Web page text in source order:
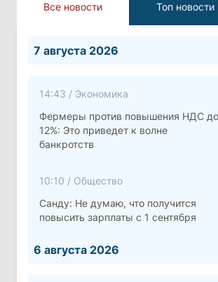
Все новости Топ новости
7 августа 2026
14:43 / Экономика
Фермеры против повышения НДС до
12%: Это приведет к волне
банкротств
10:10 / Общество
Санду: Не думаю, что получится
повысить зарплаты с 1 сентября
6 августа 2026